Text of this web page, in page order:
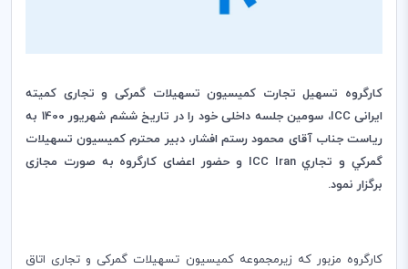
کارگروه تسهیل تجارت کمیسیون تسهیلات گمرکی و تجاری کمیته
ایرانی ICC
، سومین جلسه داخلی خود را در تاریخ ششم شهریور 1400 به
ریاست جناب آقای محمود رستم افشار، دبیر محترم کمیسیون تسهيلات
گمركي و تجاريICC Iran و حضور اعضای کارگروه به صورت مجازی
برگزار نمود.
کارگروه مزبور که زیرمجموعه کمیسیون تسهیلات گمرکی و تجاری اتاق